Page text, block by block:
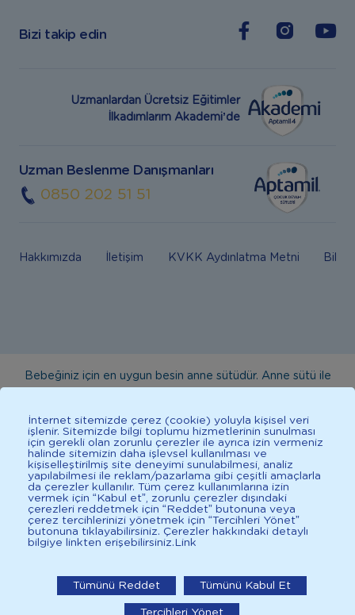
Bizi takip edin
Uzmanlardan Ücretsiz Eğitimler
İlkadımlarım Akademi’de
Uzman Beslenme Danışmanları
0850 202 51 51
Hakkımızda İletişim KVKK Aydınlatma Metni Bilgi
Bebeğiniz için en uygun besin anne sütüdür. Anne sütü ile
danışınız. Bu sitede yayınlanan bilgiler hekim tavsiyesi
yerine geçmez. En doğru bilgi için doktorunuza danışınız.
Sağlıklı yaşam için dengeli, çeşitli beslenilmelidir. *D vitamini
çocuklarda bağışıklık sisteminin normal işlevine katkıda
bulunur.
İnternet sitemizde çerez (cookie) yoluyla kişisel veri
işlenir. Sitemizde bilgi toplumu hizmetlerinin sunulması
için gerekli olan zorunlu çerezler ile ayrıca izin vermeniz
halinde sitemizin daha işlevsel kullanılması ve
kişiselleştirilmiş site deneyimi sunulabilmesi, analiz
yapılabilmesi ile reklam/pazarlama gibi çeşitli amaçlarla
da çerezler kullanılır. Tüm çerez kullanımlarına izin
vermek için “Kabul et”, zorunlu çerezler dışındaki
çerezleri reddetmek için “Reddet” butonuna veya
çerez tercihlerinizi yönetmek için “Tercihleri Yönet”
butonuna tıklayabilirsiniz. Çerezler hakkındaki detaylı
bilgiye linkten erişebilirsiniz. Link
Tümünü Reddet Tümünü Kabul Et
Tercihleri Yönet